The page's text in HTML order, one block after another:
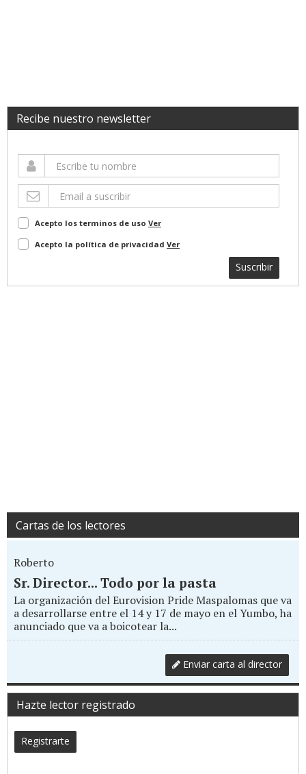
Recibe nuestro newsletter
Acepto los terminos de uso Ver
Acepto la política de privacidad Ver
Suscribir
Cartas de los lectores
Roberto
Sr. Director... Todo por la pasta
La organización del Eurovision Pride Maspalomas que va
a desarrollarse entre el 14 y 17 de mayo en el Yumbo, ha
anunciado que va a boicotear la...
Enviar carta al director
Hazte lector registrado
Registrarte